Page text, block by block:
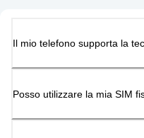
Il mio telefono supporta la
Posso utilizzare la mia SIM